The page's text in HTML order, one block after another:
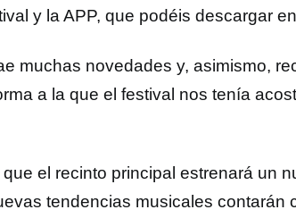
y la APP, que podéis descargar en
muchas novedades y, asimismo,
a la que el festival nos tenía
el recinto principal estrenará un
tendencias musicales contarán